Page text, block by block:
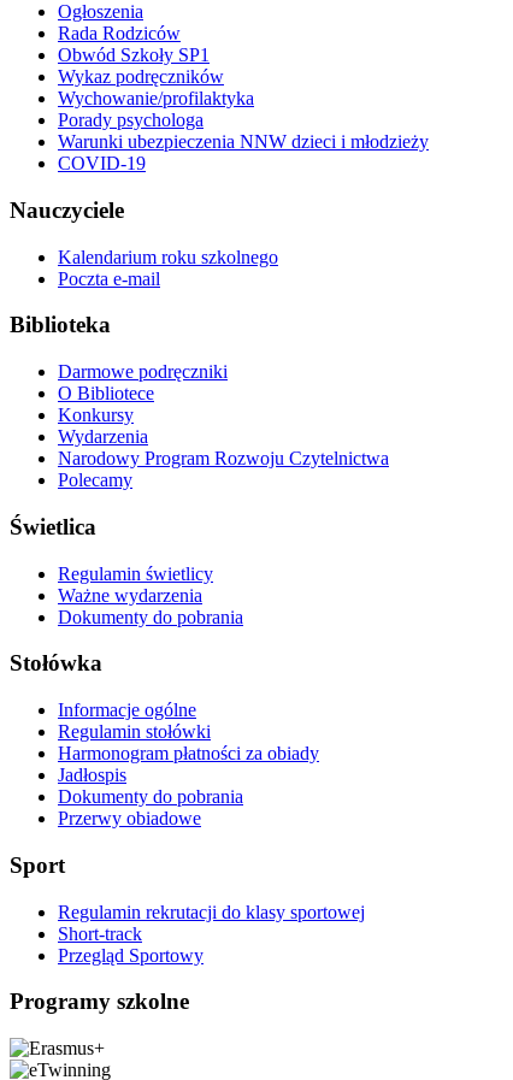
Ogłoszenia
Rada Rodziców
Obwód Szkoły SP1
Wykaz podręczników
Wychowanie/profilaktyka
Porady psychologa
Warunki ubezpieczenia NNW dzieci i młodzieży
COVID-19
Nauczyciele
Kalendarium roku szkolnego
Poczta e-mail
Biblioteka
Darmowe podręczniki
O Bibliotece
Konkursy
Wydarzenia
Narodowy Program Rozwoju Czytelnictwa
Polecamy
Świetlica
Regulamin świetlicy
Ważne wydarzenia
Dokumenty do pobrania
Stołówka
Informacje ogólne
Regulamin stołówki
Harmonogram płatności za obiady
Jadłospis
Dokumenty do pobrania
Przerwy obiadowe
Sport
Regulamin rekrutacji do klasy sportowej
Short-track
Przegląd Sportowy
Programy szkolne